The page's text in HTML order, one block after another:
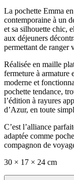
La pochette Emma
contemporaine à un
et sa silhouette chic,
aux déjeuners
permettant de ranger
Réalisée en maille
fermeture à armature
moderne et
pochette tendance,
l’édition à rayures
d’Azur, en toute
C’est l’alliance
adaptée comme
compagnon de
30 × 17 × 24 cm